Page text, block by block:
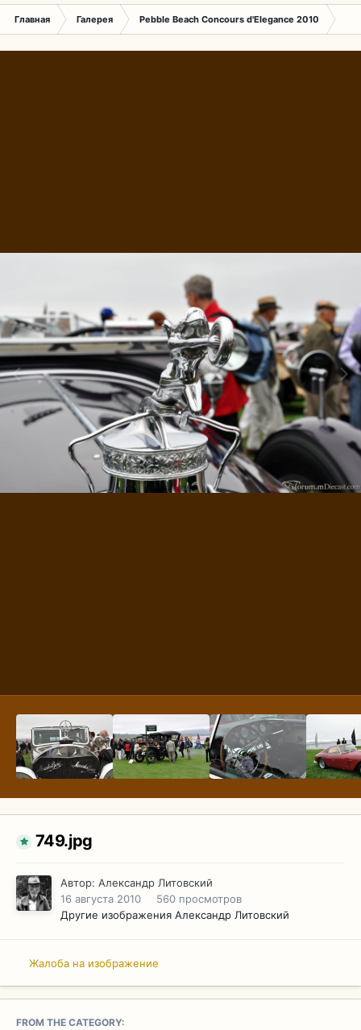
Главная Галерея Pebble Beach Concours d'Elegance 2010
749.jpg
Автор: Александр Литовский
16 августа 2010
560 просмотров
Другие изображения Александр Литовский
Жалоба на изображение
FROM THE CATEGORY: